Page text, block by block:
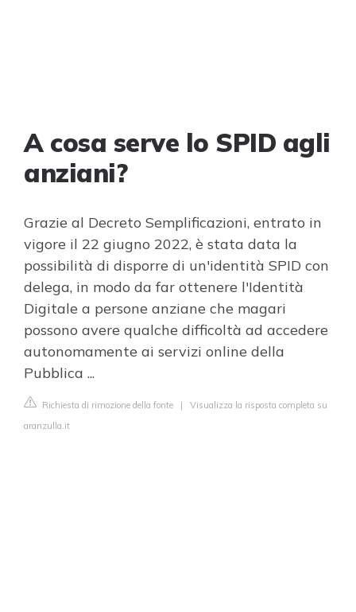
A cosa serve lo SPID agli
anziani?
Grazie al Decreto Semplificazioni, entrato in
vigore il 22 giugno 2022, è stata data la
possibilità di disporre di un'identità SPID con
delega, in modo da far ottenere l'Identità
Digitale a persone anziane che magari
possono avere qualche difficoltà ad accedere
autonomamente ai servizi online della
Pubblica ...
Richiesta di rimozione della fonte | Visualizza la risposta completa su
aranzulla.it